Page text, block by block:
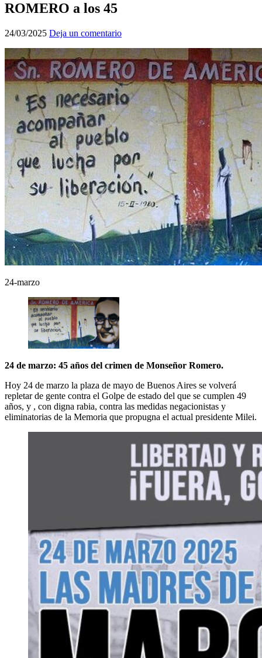
ROMERO a los 45
24/03/2025 Deja un comentario
24-marzo
24 de marzo: 45 años del crimen de Monseñor Romero.
Hoy 24 de marzo la plaza de mayo de Buenos Aires se volverá
repletar de gente contra el Golpe de estado del que se cumplen 49
años, y , con digna rabia, contra las medidas negacionistas y
eliminatorias de la Memoria que propugna el actual presidente Milei.